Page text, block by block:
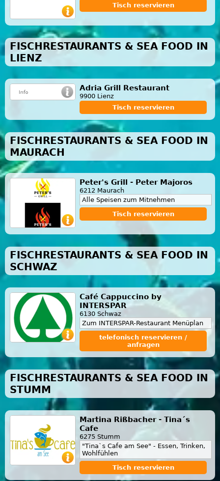
Tisch reservieren
FISCHRESTAURANTS & SEA FOOD IN
LIENZ
Adria Grill Restaurant
9900 Lienz
Tisch reservieren
FISCHRESTAURANTS & SEA FOOD IN
MAURACH
Peter's Grill - Peter Majoros
6212 Maurach
Alle Speisen zum Mitnehmen
Tisch reservieren
FISCHRESTAURANTS & SEA FOOD IN
SCHWAZ
Café Cappuccino by
INTERSPAR
6130 Schwaz
Zum INTERSPAR-Restaurant Menüplan
telefonisch reservieren /
anfragen
FISCHRESTAURANTS & SEA FOOD IN
STUMM
Martina Rißbacher - Tina´s
Cafe
6275 Stumm
"Tina`s Cafe am See" - Essen, Trinken,
Wohlfühlen
Tisch reservieren